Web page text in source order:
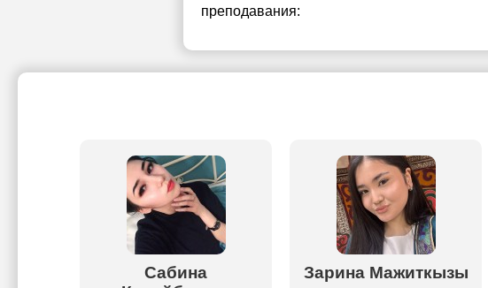
преподавания:
Сабина
Зарина Мажиткызы